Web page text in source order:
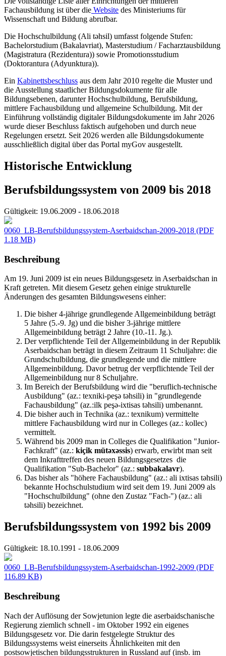
Fachausbildung ist über die Website des Ministeriums für
Wissenschaft und Bildung abrufbar.
Die Hochschulbildung (Ali təhsil) umfasst folgende Stufen:
Bachelorstudium (Bakalavriat), Masterstudium / Facharztausbildung
(Magistratura (Rezidentura)) sowie Promotionsstudium
(Doktorantura (Adyunktura)).
Ein Kabinettsbeschluss aus dem Jahr 2010 regelte die Muster und
die Ausstellung staatlicher Bildungsdokumente für alle
Bildungsebenen, darunter Hochschulbildung, Berufsbildung,
mittlere Fachausbildung und allgemeine Schulbildung. Mit der
Einführung vollständig digitaler Bildungsdokumente im Jahr 2026
wurde dieser Beschluss faktisch aufgehoben und durch neue
Regelungen ersetzt. Seit 2026 werden alle Bildungsdokumente
ausschließlich digital über das Portal myGov ausgestellt.
Historische Entwicklung
Berufsbildungssystem von 2009 bis 2018
Gültigkeit: 19.06.2009 - 18.06.2018
0060_LB-Berufsbildungssystem-Aserbaidschan-2009-2018 (PDF
1.18 MB)
Beschreibung
Am 19. Juni 2009 ist ein neues Bildungsgesetz in Aserbaidschan in
Kraft getreten. Mit diesem Gesetz gehen einige strukturelle
Änderungen des gesamten Bildungswesens einher:
Die bisher 4-jährige grundlegende Allgemeinbildung beträgt
5 Jahre (5.-9. Jg) und die bisher 3-jährige mittlere
Allgemeinbildung beträgt 2 Jahre (10.-11. Jg.).
Der verpflichtende Teil der Allgemeinbildung in der Republik
Aserbaidschan beträgt in diesem Zeitraum 11 Schuljahre: die
Grundschulbildung, die grundlegende und die mittlere
Allgemeinbildung. Davor betrug der verpflichtende Teil der
Allgemeinbildung nur 8 Schuljahre.
Im Bereich der Berufsbildung wird die "beruflich-technische
Ausbildung" (az.: texniki-peşə təhsili) in "grundlegende
Fachausbildung" (az.:ilk peşə-ixtisas təhsili) umbenannt.
Die bisher auch in Technika (az.: texnikum) vermittelte
mittlere Fachausbildung wird nur in Colleges (az.: kollec)
vermittelt.
Während bis 2009 man in Colleges die Qualifikation "Junior-
Fachkraft" (az.: kiçik mütəxəssis) erwarb, erwirbt man seit
dem Inkrafttreffen des neuen Bildungsgesetzes die
Qualifikation "Sub-Bachelor" (az.: subbakalavr).
Das bisher als "höhere Fachausbildung" (az.: ali ixtisas təhsili)
bekannte Hochschulstudium wird seit dem 19. Juni 2009 als
"Hochschulbildung" (ohne den Zustaz "Fach-") (az.: ali
təhsili) bezeichnet.
Berufsbildungssystem von 1992 bis 2009
Gültigkeit: 18.10.1991 - 18.06.2009
0060_LB-Berufsbildungssystem-Aserbaidschan-1992-2009 (PDF
116.89 KB)
Beschreibung
Nach der Auflösung der Sowjetunion legte die aserbaidschanische
Regierung ziemlich schnell - im Oktober 1992 ein eigenes
Bildungsgesetz vor. Die darin festgelegte Struktur des
Bildungssystems weist einerseits Ähnlichkeiten mit den
postsowjetischen bildungsstrukturen in Russland auf (insb. im